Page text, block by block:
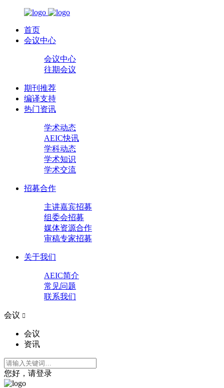
首页
会议中心
会议中心
往期会议
期刊推荐
编译支持
热门资讯
学术动态
AEIC快讯
学科动态
学术知识
学术交流
招募合作
主讲嘉宾招募
组委会招募
媒体资源合作
审稿专家招募
关于我们
AEIC简介
常见问题
联系我们
会议 
会议
资讯
您好，请登录